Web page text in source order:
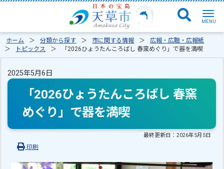
ホーム 分類から探す 市に関する情報
広報・広聴・広報紙
トピックス
「2026ひょうたんころばし 春窯めぐり」で器を満喫
2025年5月6日
「2026ひょうたんころばし 春窯
めぐり」で器を満喫
最終更新日：2026年5月5日
印刷